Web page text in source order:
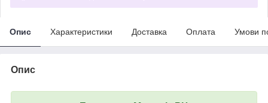
Опис Характеристики Доставка Оплата Умови
Опис